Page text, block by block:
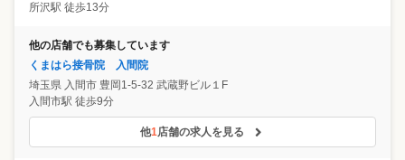
所沢駅 徒歩13分
他の店舗でも募集しています
くまはら接骨院 入間院
埼玉県 入間市 豊岡1-5-32 武蔵野ビル１F
入間市駅 徒歩9分
他1店舗の求人を見る